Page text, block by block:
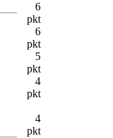
6
pkt
6
pkt
5
pkt
4
pkt
4
pkt